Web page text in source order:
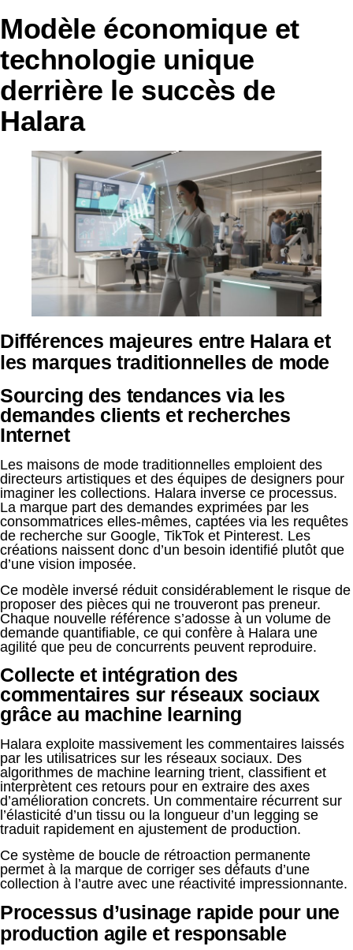
Modèle économique et
technologie unique
derrière le succès de
Halara
Différences majeures entre Halara et
les marques traditionnelles de mode
Sourcing des tendances via les
demandes clients et recherches
Internet
Les maisons de mode traditionnelles emploient des
directeurs artistiques et des équipes de designers pour
imaginer les collections. Halara inverse ce processus.
La marque part des demandes exprimées par les
consommatrices elles-mêmes, captées via les requêtes
de recherche sur Google, TikTok et Pinterest. Les
créations naissent donc d’un besoin identifié plutôt que
d’une vision imposée.
Ce modèle inversé réduit considérablement le risque de
proposer des pièces qui ne trouveront pas preneur.
Chaque nouvelle référence s’adosse à un volume de
demande quantifiable, ce qui confère à Halara une
agilité que peu de concurrents peuvent reproduire.
Collecte et intégration des
commentaires sur réseaux sociaux
grâce au machine learning
Halara exploite massivement les commentaires laissés
par les utilisatrices sur les réseaux sociaux. Des
algorithmes de machine learning trient, classifient et
interprètent ces retours pour en extraire des axes
d’amélioration concrets. Un commentaire récurrent sur
l’élasticité d’un tissu ou la longueur d’un legging se
traduit rapidement en ajustement de production.
Ce système de boucle de rétroaction permanente
permet à la marque de corriger ses défauts d’une
collection à l’autre avec une réactivité impressionnante.
Processus d’usinage rapide pour une
production agile et responsable